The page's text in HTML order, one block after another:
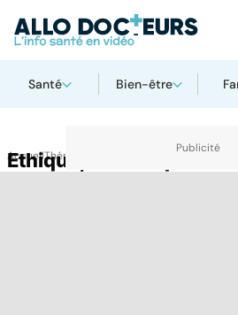
Santé Bien-être
AccueilThématiques
Ethique, Bioéthique